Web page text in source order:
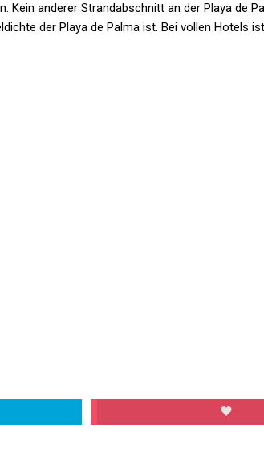
anderer Strandabschnitt an der Playa de
der Playa de Palma ist. Bei vollen Hotels